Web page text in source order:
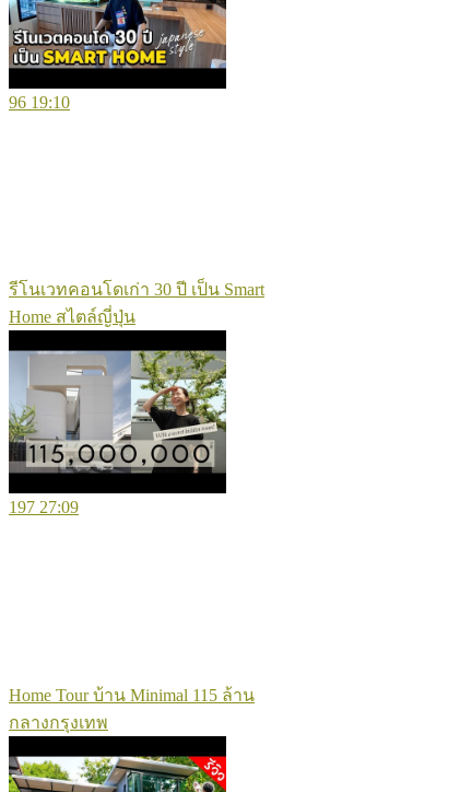
96 19:10
รีโนเวทคอนโดเก่า 30 ปี เป็น Smart
Home สไตล์ญี่ปุ่น
197 27:09
Home Tour บ้าน Minimal 115 ล้าน
กลางกรุงเทพ